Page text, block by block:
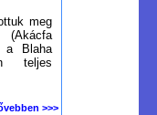
meg
a Blaha
teljes
>>>